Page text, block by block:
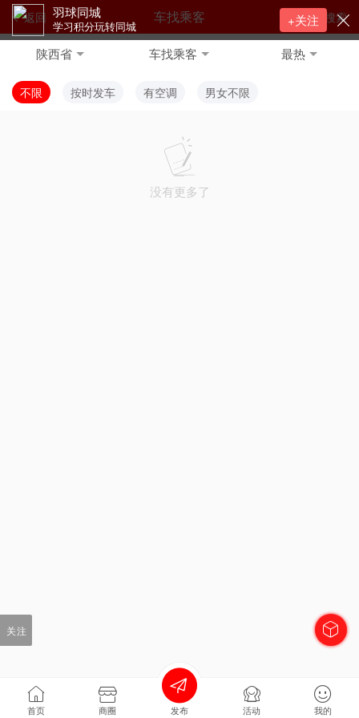
返回 搜索
车找乘客
陕西省 车找乘客 最热
不限 按时发车 有空调 男女不限
没有更多了
首页 商圈 发布 活动 我的
关注
羽球同城
学习积分玩转同城 +关注